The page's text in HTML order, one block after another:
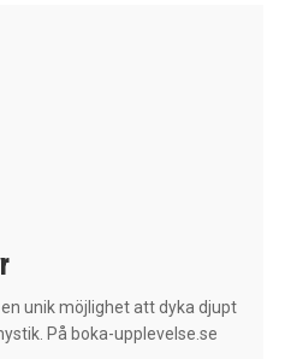
unik möjlighet att dyka djupt
På boka-upplevelse.se